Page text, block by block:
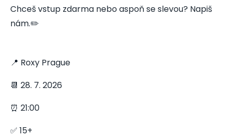
Chceš vstup zdarma nebo aspoň se slevou? Napiš
nám.✏️
📍 Roxy Prague
📆 28. 7. 2026
⏰ 21:00
✅ 15+